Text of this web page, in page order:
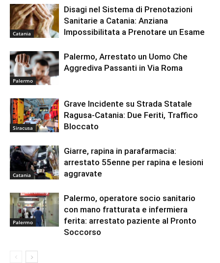
Catania
Disagi nel Sistema di Prenotazioni
Sanitarie a Catania: Anziana
Impossibilitata a Prenotare un Esame
Palermo
Palermo, Arrestato un Uomo Che
Aggrediva Passanti in Via Roma
Siracusa
Grave Incidente su Strada Statale
Ragusa-Catania: Due Feriti, Traffico
Bloccato
Catania
Giarre, rapina in parafarmacia:
arrestato 55enne per rapina e lesioni
aggravate
Palermo
Palermo, operatore socio sanitario
con mano fratturata e infermiera
ferita: arrestato paziente al Pronto
Soccorso